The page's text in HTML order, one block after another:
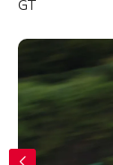
GT